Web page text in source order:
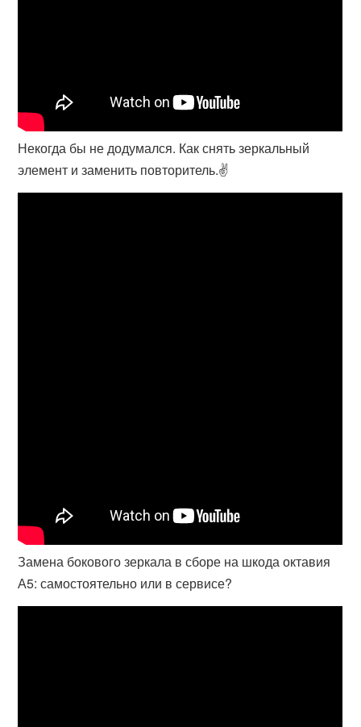
Некогда бы не додумался. Как снять зеркальный
элемент и заменить повторитель.✌
Замена бокового зеркала в сборе на шкода октавия
А5: самостоятельно или в сервисе?